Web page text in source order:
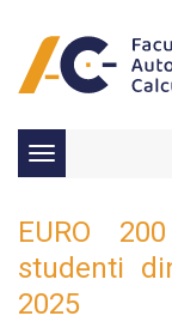
Toggle
navigation
EURO
studenti
2025